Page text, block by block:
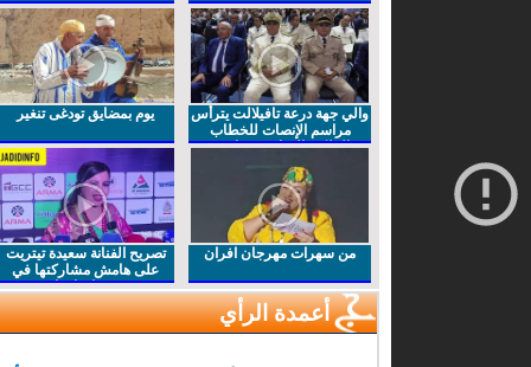
والي جهة درعة تافيلالت يترأس
مراسم الإنصات للخطاب
الملكي السامي بمناسبة
يوم بمضايق تودغى تنغير
من سهرات مهرجان افران
تصريح الفنانة سعيدة تيتريت
على هامش مشاركتها في
مهرجان افران
أعمدة الرأي